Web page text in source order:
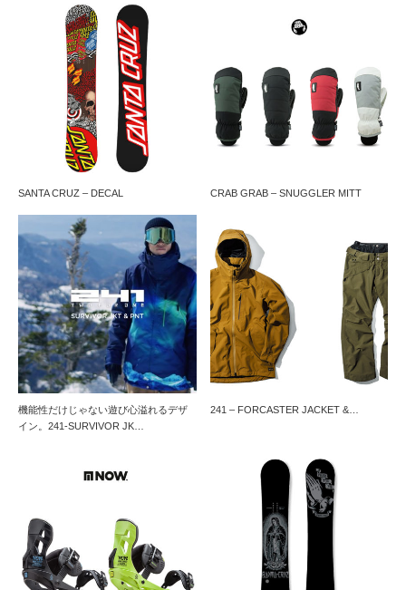
SANTA CRUZ – DECAL CRAB GRAB – SNUGGLER MITT
機能性だけじゃない遊び心溢れるデザ
イン。241-SURVIVOR JK…
241 – FORCASTER JACKET &…